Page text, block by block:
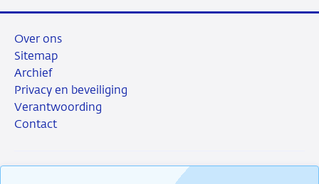
Over ons
Sitemap
Archief
Privacy en beveiliging
Verantwoording
Contact